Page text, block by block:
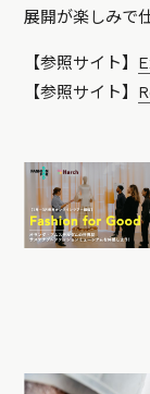
展開が楽しみで
【参照サイト】
【参照サイト】